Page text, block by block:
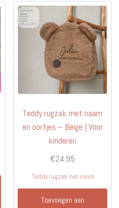
Teddy rugzak met naam
en oortjes – Beige | Voor
kinderen
€24.95
Teddy rugzak met naam
Toevoegen aan